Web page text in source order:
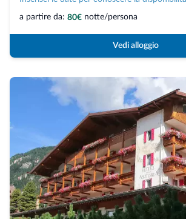
a partire da: 80€ notte/persona
Vedi alloggio